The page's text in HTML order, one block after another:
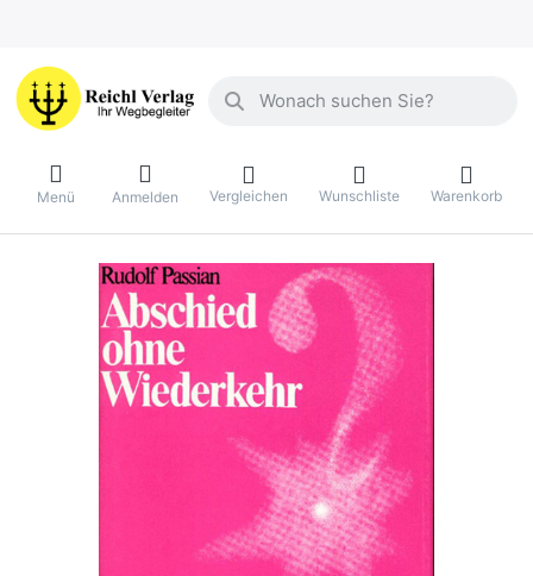
Geben Sie einen Suchbegriff ein.
Menü Anmelden Vergleichen Wunschliste Warenkorb